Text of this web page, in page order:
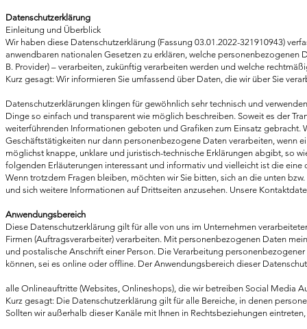
Datenschutzerklärung
Einleitung und Überblick
Wir haben diese Datenschutzerklärung (Fassung 03.01.2022-321910943)
anwendbaren nationalen Gesetzen zu erklären, welche personenbezogenen
B. Provider) – verarbeiten, zukünftig verarbeiten werden und welche
Kurz gesagt: Wir informieren Sie umfassend über Daten, die wir über Sie
Datenschutzerklärungen klingen für gewöhnlich sehr technisch und
Dinge so einfach und transparent wie möglich beschreiben. Soweit es der
weiterführenden Informationen geboten und Grafiken zum Einsatz gebracht.
Geschäftstätigkeiten nur dann personenbezogene Daten verarbeiten, wenn
möglichst knappe, unklare und juristisch-technische Erklärungen abgibt, so
folgenden Erläuterungen interessant und informativ und vielleicht ist die
Wenn trotzdem Fragen bleiben, möchten wir Sie bitten, sich an die unten
und sich weitere Informationen auf Drittseiten anzusehen. Unsere
Anwendungsbereich
Diese Datenschutzerklärung gilt für alle von uns im Unternehmen
Firmen (Auftragsverarbeiter) verarbeiten. Mit personenbezogenen Daten
und postalische Anschrift einer Person. Die Verarbeitung
können, sei es online oder offline. Der Anwendungsbereich dieser
alle Onlineauftritte (Websites, Onlineshops), die wir betreiben Social Media
Kurz gesagt: Die Datenschutzerklärung gilt für alle Bereiche, in denen
Sollten wir außerhalb dieser Kanäle mit Ihnen in Rechtsbeziehungen